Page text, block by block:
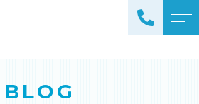
よくある質問
BLOG